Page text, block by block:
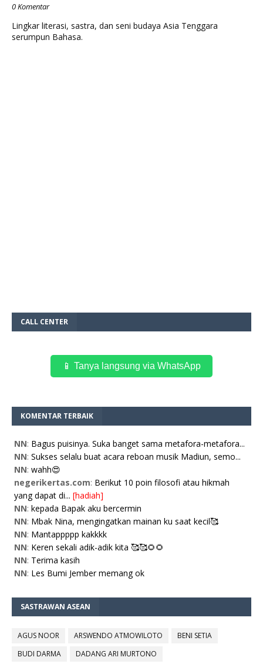
0 Komentar
Lingkar literasi, sastra, dan seni budaya Asia Tenggara
serumpun Bahasa.
CALL CENTER
📱 Tanya langsung via WhatsApp
KOMENTAR TERBAIK
NN: Bagus puisinya. Suka banget sama metafora-metafora...
NN: Sukses selalu buat acara reboan musik Madiun, semo...
NN: wahh😍
negerikertas.com: Berikut 10 poin filosofi atau hikmah
yang dapat di... [hadiah]
NN: kepada Bapak aku bercermin
NN: Mbak Nina, mengingatkan mainan ku saat kecil🥰
NN: Mantappppp kakkkk
NN: Keren sekali adik-adik kita 🥰🥰🌻🌻
NN: Terima kasih
NN: Les Bumi Jember memang ok
SASTRAWAN ASEAN
AGUS NOOR ARSWENDO ATMOWILOTO
BENI SETIA
BUDI DARMA
DADANG ARI MURTONO